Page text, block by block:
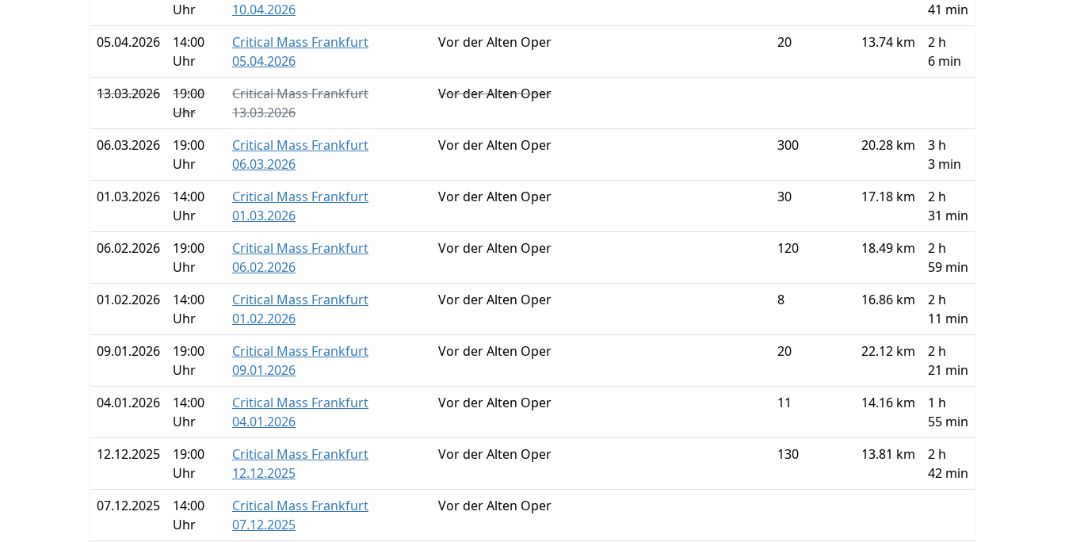
Uhr
10.04.2026
41 min
05.04.2026
14:00
Uhr
Critical Mass Frankfurt
05.04.2026
Vor der Alten Oper 20 13.74 km
2 h
6 min
13.03.2026
19:00
Uhr
Critical Mass Frankfurt
13.03.2026
Vor der Alten Oper
06.03.2026
19:00
Uhr
Critical Mass Frankfurt
06.03.2026
Vor der Alten Oper 300 20.28 km
3 h
3 min
01.03.2026
14:00
Uhr
Critical Mass Frankfurt
01.03.2026
Vor der Alten Oper 30 17.18 km
2 h
31 min
06.02.2026
19:00
Uhr
Critical Mass Frankfurt
06.02.2026
Vor der Alten Oper 120 18.49 km
2 h
59 min
01.02.2026
14:00
Uhr
Critical Mass Frankfurt
01.02.2026
Vor der Alten Oper 8 16.86 km
2 h
11 min
09.01.2026
19:00
Uhr
Critical Mass Frankfurt
09.01.2026
Vor der Alten Oper 20 22.12 km
2 h
21 min
04.01.2026
14:00
Uhr
Critical Mass Frankfurt
04.01.2026
Vor der Alten Oper 11 14.16 km
1 h
55 min
12.12.2025
19:00
Uhr
Critical Mass Frankfurt
12.12.2025
Vor der Alten Oper 130 13.81 km
2 h
42 min
07.12.2025
14:00
Uhr
Critical Mass Frankfurt
07.12.2025
Vor der Alten Oper